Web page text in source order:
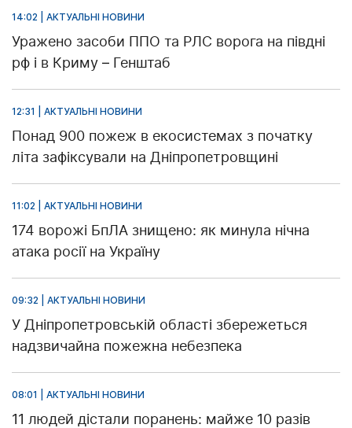
14:02 | АКТУАЛЬНІ НОВИНИ
Уражено засоби ППО та РЛС ворога на півдні
рф і в Криму – Генштаб
12:31 | АКТУАЛЬНІ НОВИНИ
Понад 900 пожеж в екосистемах з початку
літа зафіксували на Дніпропетровщині
11:02 | АКТУАЛЬНІ НОВИНИ
174 ворожі БпЛА знищено: як минула нічна
атака росії на Україну
09:32 | АКТУАЛЬНІ НОВИНИ
У Дніпропетровській області збережеться
надзвичайна пожежна небезпека
08:01 | АКТУАЛЬНІ НОВИНИ
11 людей дістали поранень: майже 10 разів